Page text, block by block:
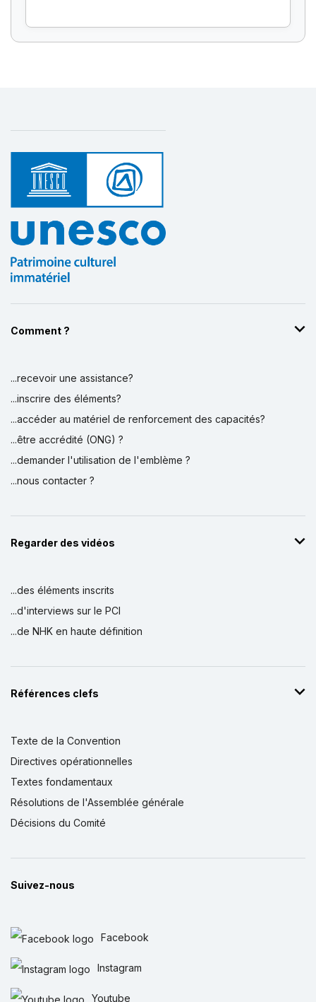
Comment ?
...recevoir une assistance?
...inscrire des éléments?
...accéder au matériel de renforcement des capacités?
...être accrédité (ONG) ?
...demander l'utilisation de l'emblème ?
...nous contacter ?
Regarder des vidéos
...des éléments inscrits
...d'interviews sur le PCI
...de NHK en haute définition
Références clefs
Texte de la Convention
Directives opérationnelles
Textes fondamentaux
Résolutions de l'Assemblée générale
Décisions du Comité
Suivez-nous
Facebook
Instagram
Youtube